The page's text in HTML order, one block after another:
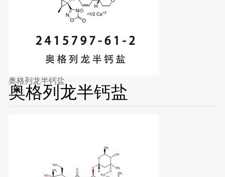
奥格列龙半钙盐
奥格列龙半钙盐